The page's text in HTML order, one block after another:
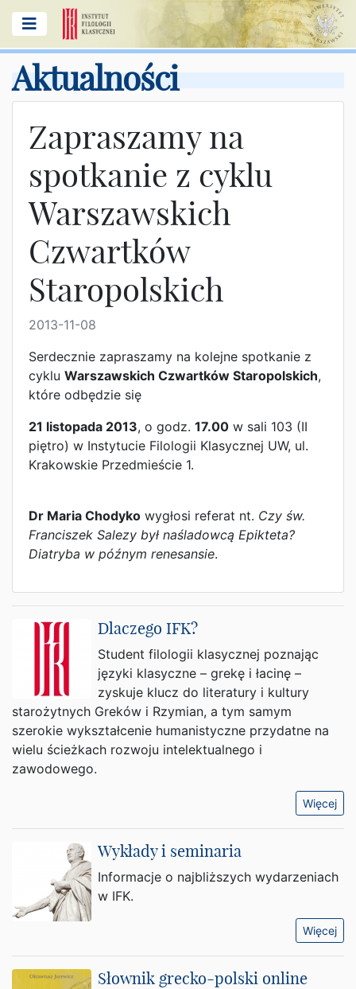
Aktualności
Zapraszamy na
spotkanie z cyklu
Warszawskich
Czwartków
Staropolskich
2013-11-08
Serdecznie zapraszamy na kolejne spotkanie z
cyklu Warszawskich Czwartków Staropolskich,
które odbędzie się
21 listopada 2013, o godz. 17.00 w sali 103 (II
piętro) w Instytucie Filologii Klasycznej UW, ul.
Krakowskie Przedmieście 1.
Dr Maria Chodyko wygłosi referat nt. Czy św.
Franciszek Salezy był naśladowcą Epikteta?
Diatryba w późnym renesansie.
Dlaczego IFK?
Student filologii klasycznej poznając
języki klasyczne – grekę i łacinę –
zyskuje klucz do literatury i kultury
starożytnych Greków i Rzymian, a tym samym
szerokie wykształcenie humanistyczne przydatne na
wielu ścieżkach rozwoju intelektualnego i
zawodowego.
Więcej
Wykłady i seminaria
Informacje o najbliższych wydarzeniach
w IFK.
Więcej
Słownik grecko-polski online